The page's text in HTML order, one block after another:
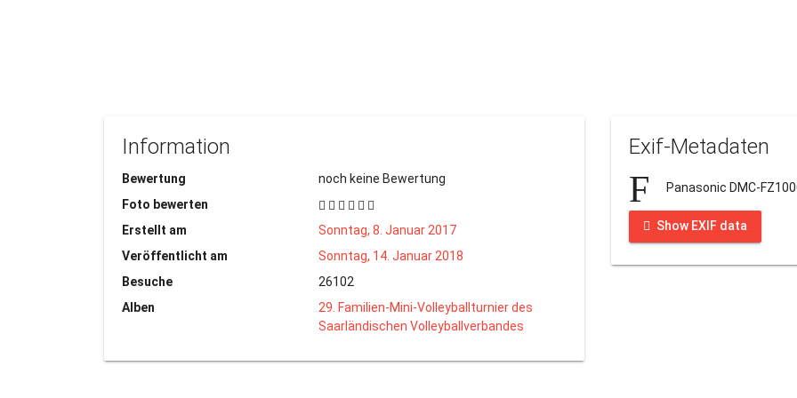
Information
Bewertung
noch keine Bewertung
Foto bewerten
Erstellt am
Sonntag, 8. Januar 2017
Veröffentlicht am
Sonntag, 14. Januar 2018
Besuche
26102
Alben
29. Familien-Mini-Volleyballturnier des
Saarländischen Volleyballverbandes
Exif-Metadaten
Panasonic DMC-
Show EXIF data